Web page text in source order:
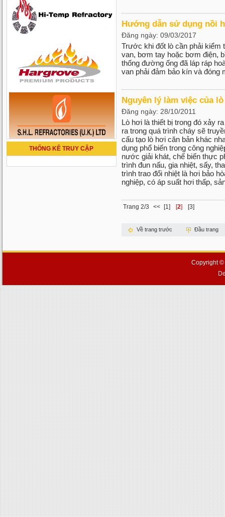
THỐNG KÊ TRUY CẬP
Hướng dẫn sử dụng nồi
Đăng ngày: 09/03/2017
Trước khi đốt lò cần phải kiểm
van, bơm tay hoặc bơm điện,
thống đường ống đã láp ráp
van phải đảm bảo kín và đóng
Nguyên lý làm việc của
Đăng ngày: 28/10/2011
Lò hơi là thiết bị trong đó xảy
ra trong quá trình cháy sẽ
cấu tạo lò hơi căn bản khác
dụng phổ biến trong công
nước giải khát, chế biến thực
trình đun nấu, gia nhiệt, sấy,
trình trao đổi nhiệt là hơi bảo
nghiệp, có áp suất hơi thấp,
Trang 2/3 << [1] [2] [3]
Về trang trước Đầu trang
Copyright ©